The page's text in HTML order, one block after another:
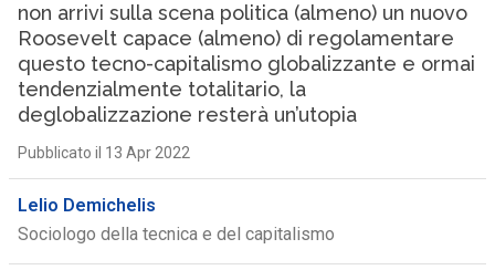
non arrivi sulla scena politica (almeno) un nuovo
Roosevelt capace (almeno) di regolamentare
questo tecno-capitalismo globalizzante e ormai
tendenzialmente totalitario, la
deglobalizzazione resterà un’utopia
Pubblicato il 13 Apr 2022
Lelio Demichelis
Sociologo della tecnica e del capitalismo